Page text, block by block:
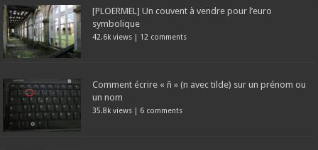
[PLOERMEL] Un couvent à vendre pour l’euro
symbolique
42.6k views | 12 comments
Comment écrire « ñ » (n avec tilde) sur un prénom ou
un nom
35.8k views | 6 comments